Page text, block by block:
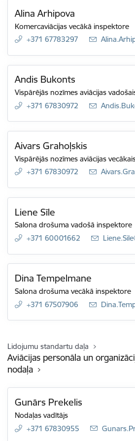
Alina Arhipova
Komercaviācijas vecākā inspektore
+371 67783297
E-pasts:
Andis Bukonts
Vispārējās nozīmes aviācijas
+371 67830972
E-pasts:
Aivars Grahoļskis
Vispārējās nozīmes aviācijas
+371 67830972
E-pasts:
Liene Sīle
Salona drošuma vadošā inspektore
+371 60001662
E-pasts:
Dina Tempelmane
Salona drošuma vecākā inspektore
+371 67507906
E-pasts:
Lidojumu standartu daļa
Aviācijas personāla un
nodaļa
Gunārs Prekelis
Nodaļas vadītājs
+371 67830955
E-pasts: